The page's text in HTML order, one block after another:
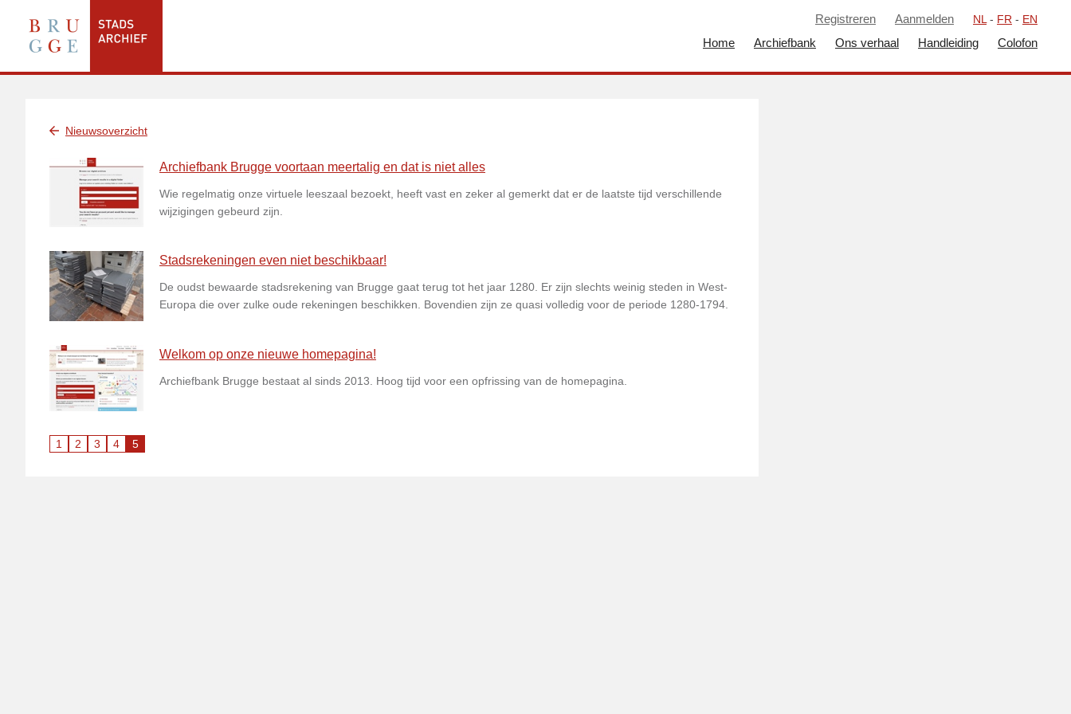
Registreren Aanmelden NL - FR - EN
Home Archiefbank Ons verhaal Handleiding Colofon
Nieuwsoverzicht
Archiefbank Brugge voortaan meertalig en dat is niet alles
Wie regelmatig onze virtuele leeszaal bezoekt, heeft vast en zeker al gemerkt dat er de laatste tijd verschillende
wijzigingen gebeurd zijn.
Stadsrekeningen even niet beschikbaar!
De oudst bewaarde stadsrekening van Brugge gaat terug tot het jaar 1280. Er zijn slechts weinig steden in West-
Europa die over zulke oude rekeningen beschikken. Bovendien zijn ze quasi volledig voor de periode 1280-1794.
Welkom op onze nieuwe homepagina!
Archiefbank Brugge bestaat al sinds 2013. Hoog tijd voor een opfrissing van de homepagina.
1 2 3 4 5